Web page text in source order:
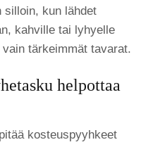
silloin, kun lähdet
kahville tai lyhyelle
tärkeimmät tavarat.
helpottaa
kosteuspyyhkeet